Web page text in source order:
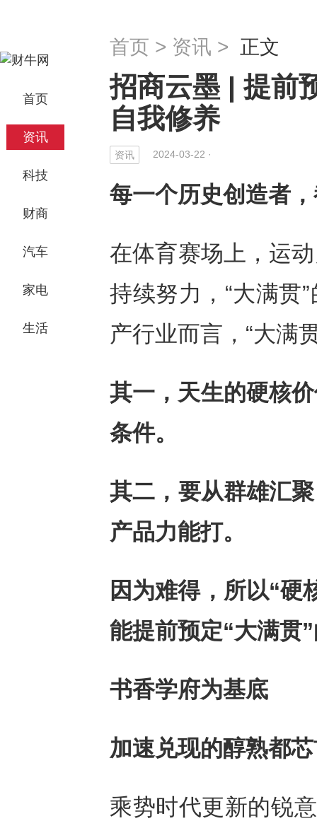
首页
资讯
科技
财商
汽车
家电
生活
首页 > 资讯 > 正文
招商云墨 | 提前
自我修养
资讯 2024-03-22 ·
每一个历史创造者
在体育赛场上，运
持续努力，“大满贯
产行业而言，“大满
其一，天生的硬核
条件。
其二，要从群雄汇
产品力能打。
因为难得，所以“硬
能提前预定“大满贯
书香学府为基底
加速兑现的醇熟都
乘势时代更新的锐